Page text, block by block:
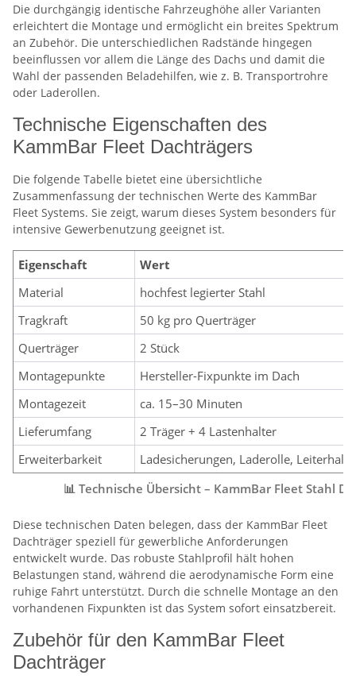
Die durchgängig identische Fahrzeughöhe aller Varianten
erleichtert die Montage und ermöglicht ein breites Spektrum
an Zubehör. Die unterschiedlichen Radstände hingegen
beeinflussen vor allem die Länge des Dachs und damit die
Wahl der passenden Beladehilfen, wie z. B. Transportrohre
oder Laderollen.
Technische Eigenschaften des
KammBar Fleet Dachträgers
Die folgende Tabelle bietet eine übersichtliche
Zusammenfassung der technischen Werte des KammBar
Fleet Systems. Sie zeigt, warum dieses System besonders für
intensive Gewerbenutzung geeignet ist.
📊 Technische Übersicht – KammBar Fleet Stahl
Eigenschaft
Wert
Material
hochfest legierter Stahl
Tragkraft
50 kg pro Querträger
Querträger
2 Stück
Montagepunkte
Hersteller-Fixpunkte im Dach
Montagezeit
ca. 15–30 Minuten
Lieferumfang
2 Träger + 4 Lastenhalter
Erweiterbarkeit
Ladesicherungen, Laderolle,
Diese technischen Daten belegen, dass der KammBar Fleet
Dachträger speziell für gewerbliche Anforderungen
entwickelt wurde. Das robuste Stahlprofil hält hohen
Belastungen stand, während die aerodynamische Form eine
ruhige Fahrt unterstützt. Durch die schnelle Montage an den
vorhandenen Fixpunkten ist das System sofort einsatzbereit.
Zubehör für den KammBar Fleet
Dachträger